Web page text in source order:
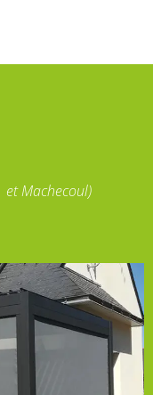
Machecoul)